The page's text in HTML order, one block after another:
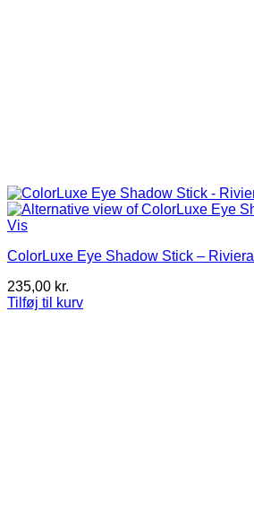
Vis
ColorLuxe Eye Shadow Stick – Riviera
235,00 kr.
Tilføj til kurv